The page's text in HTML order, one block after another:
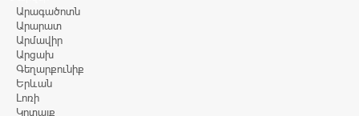
Արագածոտն
Արարատ
Արմավիր
Արցախ
Գեղարքունիք
Երևան
Լոռի
Կոտայք